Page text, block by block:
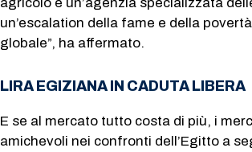
un’escalation della fame e della
globale”, ha affermato.
LIRA EGIZIANA IN CADUTA LIBERA
E se al mercato tutto costa di più, i
amichevoli nei confronti dell’Egitto a